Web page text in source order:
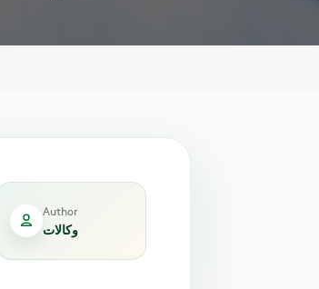
Author
وكالات